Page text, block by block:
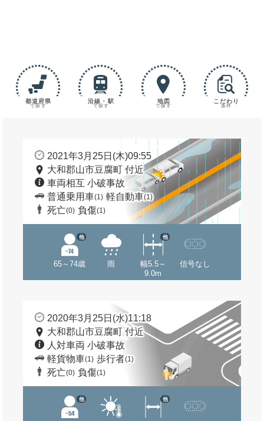
都道府県
で探す
沿線・駅
で探す
地図
で探す
こだわり
条件
2021年3月25日(木)09:55
大和郡山市豆腐町 付近
車両相互 小破事故
普通乗用車(1) 軽自動車(1)
死亡(0) 負傷(1)
65～74歳
他
雨
幅5.5～
9.0m
他
信号なし
2020年3月25日(水)11:18
大和郡山市豆腐町 付近
人対車両 小破事故
軽貨物車(1) 歩行者(1)
死亡(0) 負傷(1)
他 他